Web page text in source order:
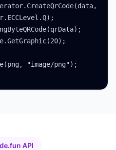
"image/png");
API